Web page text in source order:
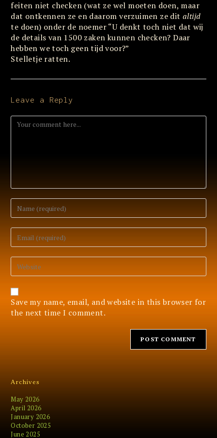
feiten niet checken (wat ze wel moeten doen, maar
dat ontkennen ze en daarom verzuimen ze ditaltijd
te doen) onder de noemer “U denkt toch niet dat wij
de details van 1500 zaken kunnen checken? Daar
hebben we toch geen tijd voor?”
Stelletje ratten.
Leave a Reply
Comment
Enter
your
name
or
username
to
comment
Enter
your
email
address
to
comment
Enter
your
website
URL
(optional)
Save my name, email, and website in this browser for
the next time I comment.
Archives
May 2026
April 2026
January 2026
October 2025
June 2025